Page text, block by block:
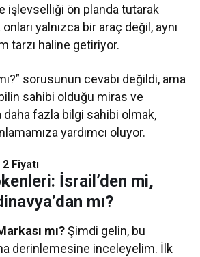
işlevselliği ön planda tutarak
yalnızca bir araç değil, aynı
tarzı haline getiriyor.
sorusunun cevabı değildi, ama
sahibi olduğu miras ve
daha fazla bilgi sahibi olmak,
yardımcı oluyor.
Fiyatı
İsrail’den mi,
mı?
mı?Şimdi gelin, bu
derinlemesine inceleyelim. İlk